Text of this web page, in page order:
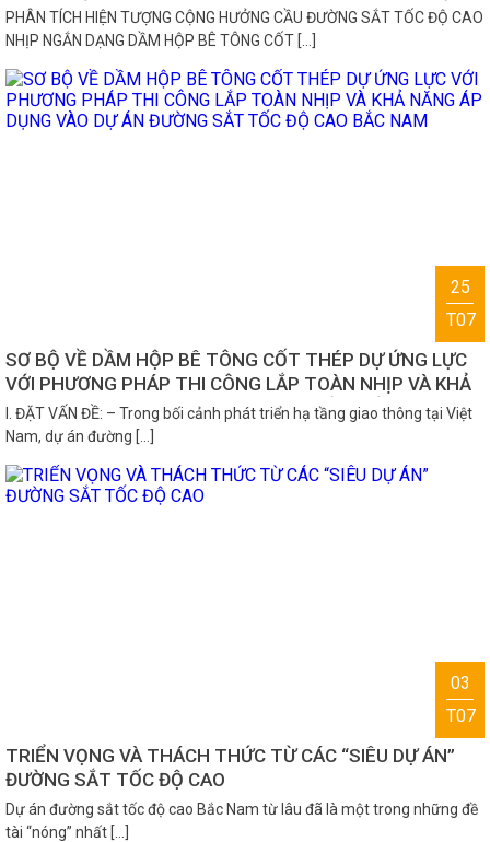
TÔNG CỐT THÉP DỰ ỨNG LỰC - TS. PHÙNG BÁ THẮNG
- TS. LÊ NGUYÊN KHƯƠNG - ThS. TRẦN QUANG ĐÔNG
PHÂN TÍCH HIỆN TƯỢNG CỘNG HƯỞNG CẦU ĐƯỜNG SẮT TỐC ĐỘ CAO
NHỊP NGẮN DẠNG DẦM HỘP BÊ TÔNG CỐT […]
25
T07
SƠ BỘ VỀ DẦM HỘP BÊ TÔNG CỐT THÉP DỰ ỨNG LỰC
VỚI PHƯƠNG PHÁP THI CÔNG LẮP TOÀN NHỊP VÀ KHẢ
NĂNG ÁP DỤNG VÀO DỰ ÁN ĐƯỜNG SẮT TỐC ĐỘ CAO
BẮC NAM
I. ĐẶT VẤN ĐỀ: – Trong bối cảnh phát triển hạ tầng giao thông tại Việt
Nam, dự án đường […]
03
T07
TRIỂN VỌNG VÀ THÁCH THỨC TỪ CÁC “SIÊU DỰ ÁN”
ĐƯỜNG SẮT TỐC ĐỘ CAO
Dự án đường sắt tốc độ cao Bắc Nam từ lâu đã là một trong những đề
tài “nóng” nhất […]